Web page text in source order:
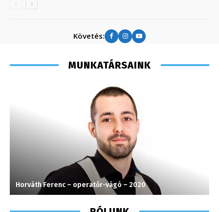
Követés:
MUNKATÁRSAINK
Horváth Ferenc – operatőr-vágó – 2020